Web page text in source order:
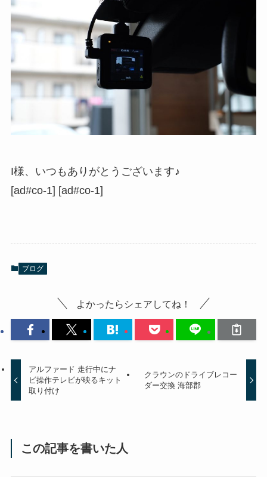
I様、いつもありがとうございます♪
[ad#co-1] [ad#co-1]
ブログ
よかったらシェアしてね！
アルファード 走行中にナ
ビ操作テレビが映るキット
取り付け
クラウンのドライブレコー
ダー交換 海部郡
この記事を書いた人